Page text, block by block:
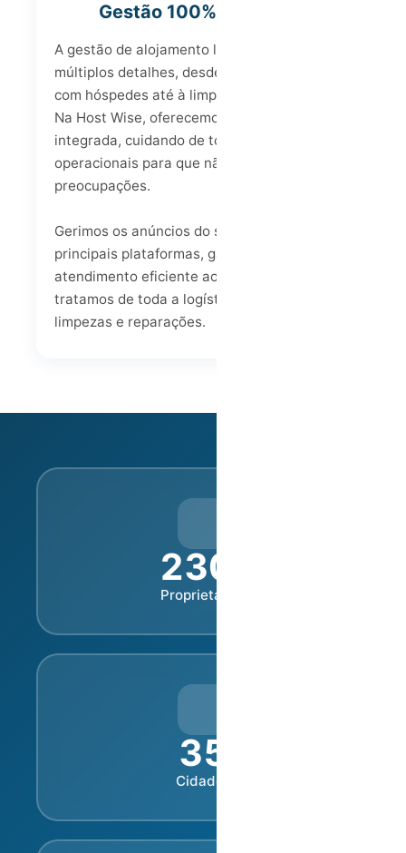
Gestão 100% Integrada
A gestão de alojamento local exige atenção a
múltiplos detalhes, desde a comunicação
com hóspedes até à limpeza e manutenção.
Na Host Wise, oferecemos uma gestão 100%
integrada, cuidando de todos os aspetos
operacionais para que não tenha
preocupações.
Gerimos os anúncios do seu imóvel nas
principais plataformas, garantimos um
atendimento eficiente aos hóspedes e
tratamos de toda a logística de check-ins,
limpezas e reparações.
230
Proprietários
35
Cidades